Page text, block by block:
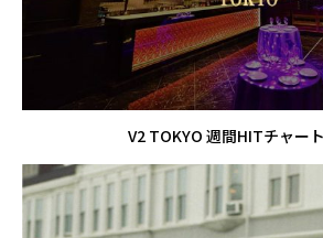
V2 TOKYO 週間HITチャー